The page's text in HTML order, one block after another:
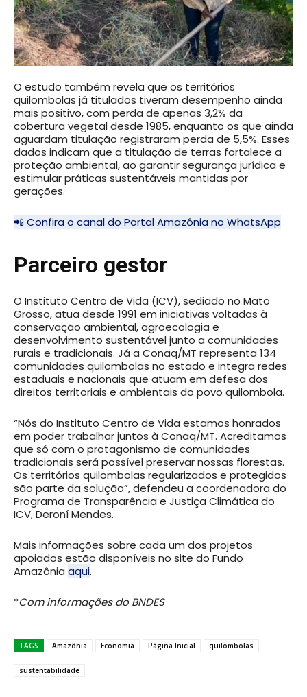
O estudo também revela que os territórios
quilombolas já titulados tiveram desempenho ainda
mais positivo, com perda de apenas 3,2% da
cobertura vegetal desde 1985, enquanto os que ainda
aguardam titulação registraram perda de 5,5%. Esses
dados indicam que a titulação de terras fortalece a
proteção ambiental, ao garantir segurança jurídica e
estimular práticas sustentáveis mantidas por
gerações.
📲 Confira o canal do Portal Amazônia no WhatsApp
Parceiro gestor
O Instituto Centro de Vida (ICV), sediado no Mato
Grosso, atua desde 1991 em iniciativas voltadas à
conservação ambiental, agroecologia e
desenvolvimento sustentável junto a comunidades
rurais e tradicionais. Já a Conaq/MT representa 134
comunidades quilombolas no estado e integra redes
estaduais e nacionais que atuam em defesa dos
direitos territoriais e ambientais do povo quilombola.
“Nós do Instituto Centro de Vida estamos honrados
em poder trabalhar juntos à Conaq/MT. Acreditamos
que só com o protagonismo de comunidades
tradicionais será possível preservar nossas florestas.
Os territórios quilombolas regularizados e protegidos
são parte da solução”, defendeu a coordenadora do
Programa de Transparência e Justiça Climática do
ICV, Deroní Mendes.
Mais informações sobre cada um dos projetos
apoiados estão disponíveis no site do Fundo
Amazônia aqui.
*Com informações do BNDES
TAGS Amazônia Economia Página Inicial quilombolas
sustentabilidade